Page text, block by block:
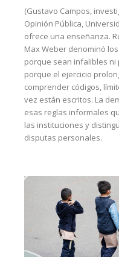
(Gustavo Campos,
Opinión Pública,
ofrece una enseñanza.
Max Weber denominó
porque sean infalibles ni
porque el ejercicio
comprender códigos,
vez están escritos. La
esas reglas informales
las instituciones y
disputas personales.